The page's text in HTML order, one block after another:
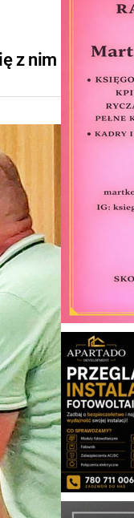
z nim